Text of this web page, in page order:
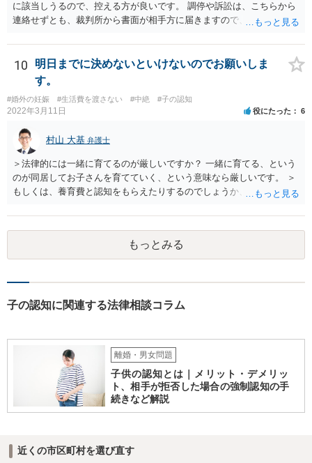
に該当しうるので、控える方が良いです。 調停や訴訟は、こちらから
連絡せずとも、裁判所から書面が相手方に届きますので、連絡不要で
いのであれば、調停や訴訟をするしかないかと思います。
10
明日までに決めないといけないのでお願いしま
す。
#婚外の妊娠 #生活費を渡さない #中絶 #子の認知
2022年3月11日 役にたった 6
村山 大基 弁護士
＞法律的には一緒に育てるのが厳しいですか？ 一緒に育てる、という
のが同居してお子さんを育てていく、という意味なら厳しいです。 ＞
もしくは、養育費と認知をもらえたりするのでしょうか、 相手が認知
す。 また、認知されたことを前提に、父親として子を養う義務があり
ますので、 養育費を請求できます。 ただ、極端な話相手に収入がなか
ったり、行方不明だったりすると、実際上の回収が難しい可能性はあ
ります。
もっとみる
子の認知に関連する法律相談コラム
離婚・男女問題
子供の認知とは｜メリット・デメリッ
ト、相手が拒否した場合の強制認知の手
続きなど解説
近くの市区町村を選び直す